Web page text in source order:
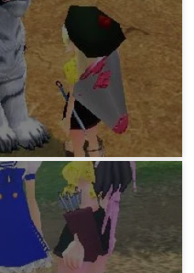
発掘数・続2(L)
15年前
ギ小技データ
可能白虎